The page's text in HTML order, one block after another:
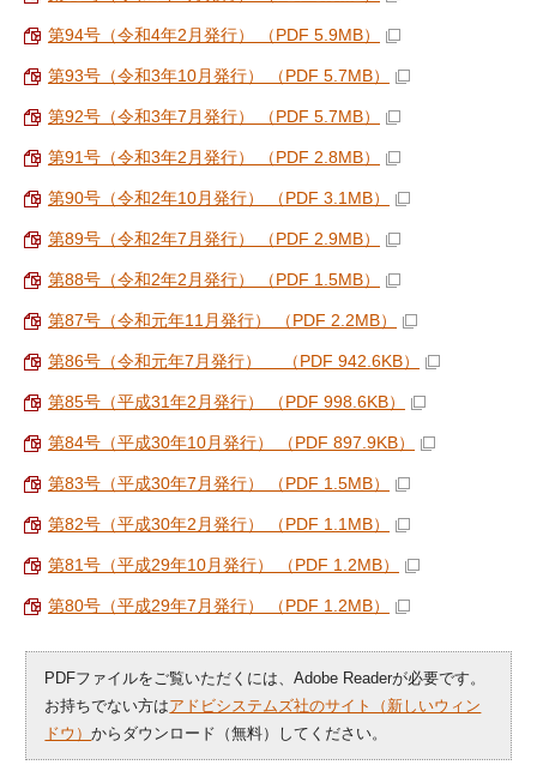
第94号（令和4年2月発行） （PDF 5.9MB）
第93号（令和3年10月発行） （PDF 5.7MB）
第92号（令和3年7月発行） （PDF 5.7MB）
第91号（令和3年2月発行） （PDF 2.8MB）
第90号（令和2年10月発行） （PDF 3.1MB）
第89号（令和2年7月発行） （PDF 2.9MB）
第88号（令和2年2月発行） （PDF 1.5MB）
第87号（令和元年11月発行） （PDF 2.2MB）
第86号（令和元年7月発行） （PDF 942.6KB）
第85号（平成31年2月発行） （PDF 998.6KB）
第84号（平成30年10月発行） （PDF 897.9KB）
第83号（平成30年7月発行） （PDF 1.5MB）
第82号（平成30年2月発行） （PDF 1.1MB）
第81号（平成29年10月発行） （PDF 1.2MB）
第80号（平成29年7月発行） （PDF 1.2MB）
PDFファイルをご覧いただくには、Adobe Readerが必要です。
お持ちでない方はアドビシステムズ社のサイト（新しいウィン
ドウ）からダウンロード（無料）してください。